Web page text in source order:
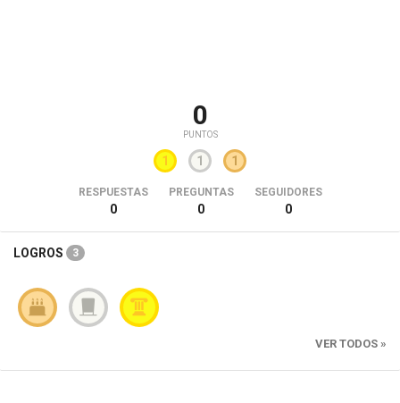
0
PUNTOS
1 1 1
RESPUESTAS
0
PREGUNTAS
0
SEGUIDORES
0
LOGROS 3
VER TODOS »